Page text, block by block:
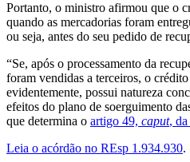
Portanto, o ministro afirmou que o
quando as mercadorias foram
ou seja, antes do seu pedido de
“Se, após o processamento da
foram vendidas a terceiros, o
evidentemente, possui natureza
efeitos do plano de soerguimento
que determina o artigo 49, caput,
Leia o acórdão no REsp 1.934.930.